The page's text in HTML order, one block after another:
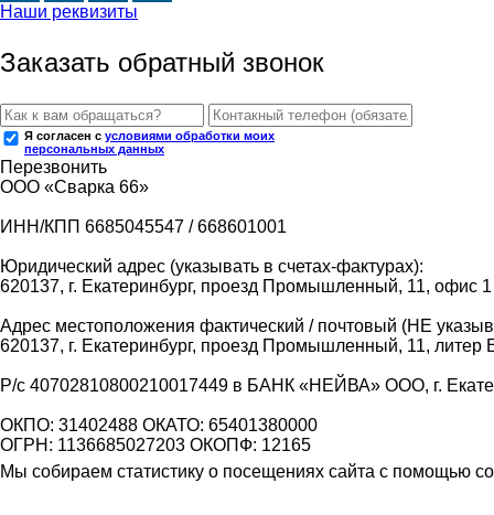
Наши реквизиты
Заказать обратный звонок
Я согласен с условиями обработки моих
персональных данных
Перезвонить
ООО «Сварка 66»
ИНН/КПП 6685045547 / 668601001
Юридический адрес (указывать в счетах-фактурах):
620137, г. Екатеринбург, проезд Промышленный, 11, офис 1
Адрес местоположения фактический / почтовый (НЕ
620137, г. Екатеринбург, проезд Промышленный, 11, литер
Р/с 40702810800210017449 в БАНК «НЕЙВА» ООО, г.
ОКПО: 31402488 ОКАТО: 65401380000
ОГРН: 1136685027203 ОКОПФ: 12165
Мы собираем статистику о посещениях сайта с помощью